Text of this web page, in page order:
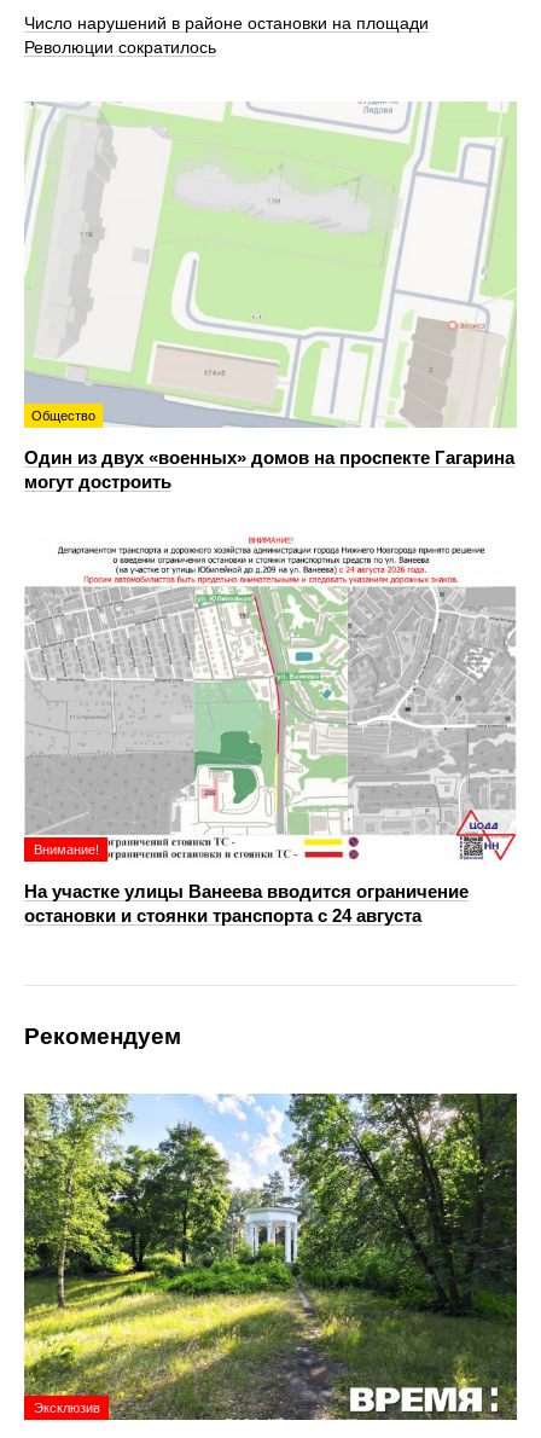
Число нарушений в районе остановки на площади
Революции сократилось
Общество
Один из двух «военных» домов на проспекте Гагарина
могут достроить
Внимание!
На участке улицы Ванеева вводится ограничение
остановки и стоянки транспорта с 24 августа
Рекомендуем
Эксклюзив